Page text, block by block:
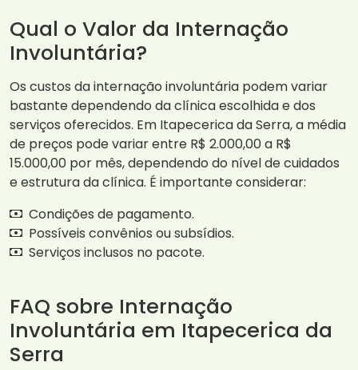
Qual o Valor da Internação
Involuntária?
Os custos da internação involuntária podem variar
bastante dependendo da clínica escolhida e dos
serviços oferecidos. Em Itapecerica da Serra, a média
de preços pode variar entre R$ 2.000,00 a R$
15.000,00 por mês, dependendo do nível de cuidados
e estrutura da clínica. É importante considerar:
Condições de pagamento.
Possíveis convênios ou subsídios.
Serviços inclusos no pacote.
FAQ sobre Internação
Involuntária em Itapecerica da
Serra